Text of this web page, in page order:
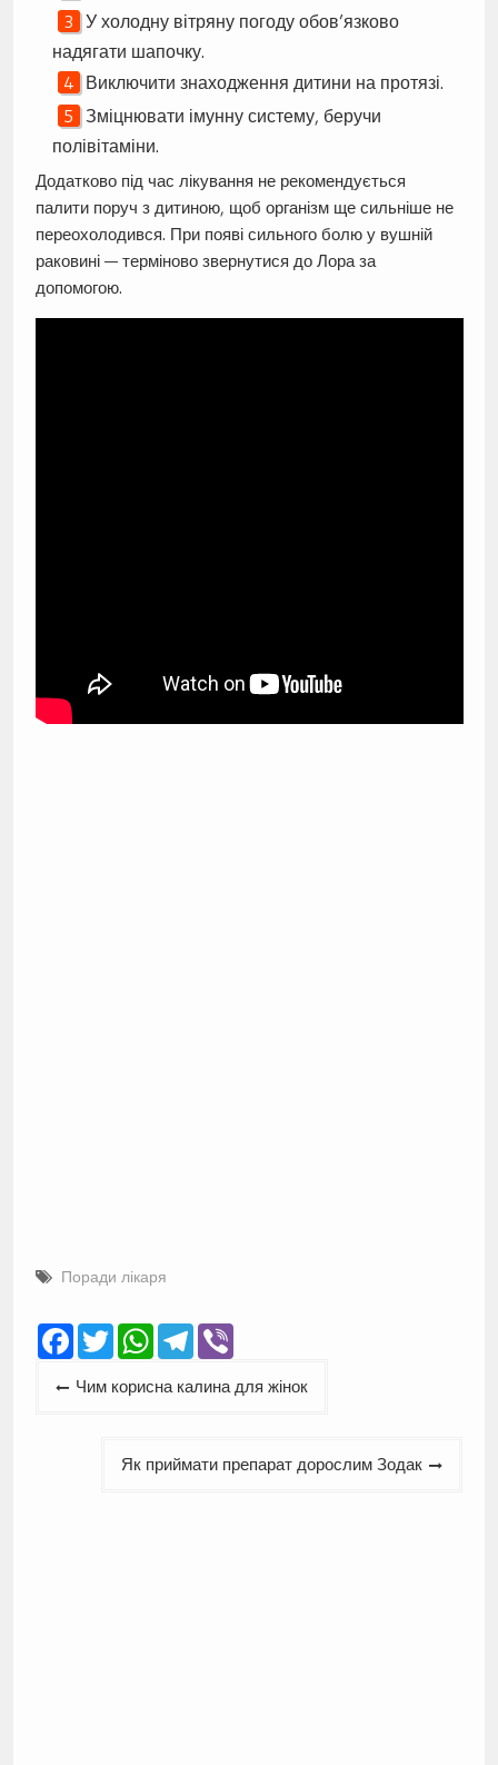
У холодну вітряну погоду обов’язково
надягати шапочку.
Виключити знаходження дитини на протязі.
Зміцнювати імунну систему, беручи
полівітаміни.
Додатково під час лікування не рекомендується
палити поруч з дитиною, щоб організм ще сильніше не
переохолодився. При появі сильного болю у вушній
раковині — терміново звернутися до Лора за
допомогою.
Поради лікаря
Facebook
TwitterWhatsApp
Telegram
Viber
Навігація
Чим корисна калина для жінок
Як приймати препарат дорослим Зодак